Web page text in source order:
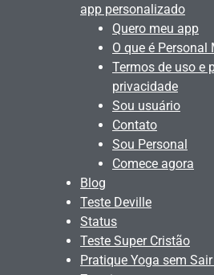
app personalizado
Quero meu app
O que é Personal
Termos de uso e
privacidade
Sou usuário
Contato
Sou Personal
Comece agora
Blog
Teste Deville
Status
Teste Super Cristão
Pratique Yoga sem